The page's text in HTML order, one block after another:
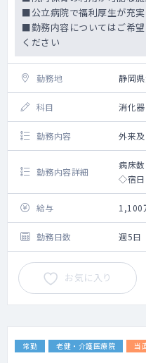
■公立病院で福利厚生が充
■勤務内容についてはご希
ください
勤務地 静岡
科目 消化
勤務内容 外来
勤務内容詳細
病床
◇宿日
夜間
施設
緊急
夜間
手当
◇日直
日直
施設
緊急
給与 1,100
勤務日数 週5日
お気に入り
常勤 老健・介護医療院 当